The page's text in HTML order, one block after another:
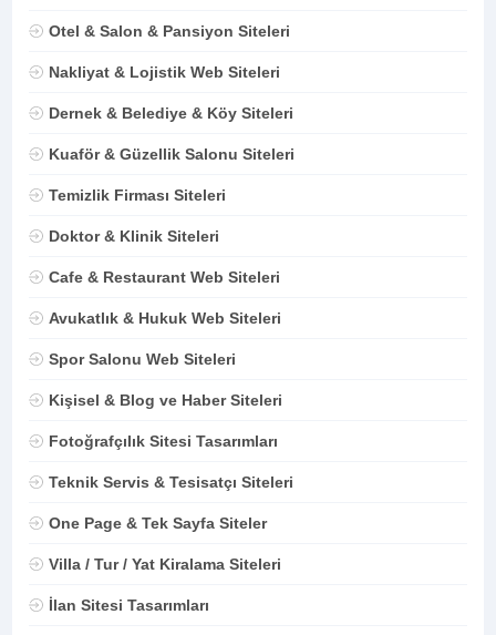
Otel & Salon & Pansiyon Siteleri
Nakliyat & Lojistik Web Siteleri
Dernek & Belediye & Köy Siteleri
Kuaför & Güzellik Salonu Siteleri
Temizlik Firması Siteleri
Doktor & Klinik Siteleri
Cafe & Restaurant Web Siteleri
Avukatlık & Hukuk Web Siteleri
Spor Salonu Web Siteleri
Kişisel & Blog ve Haber Siteleri
Fotoğrafçılık Sitesi Tasarımları
Teknik Servis & Tesisatçı Siteleri
One Page & Tek Sayfa Siteler
Villa / Tur / Yat Kiralama Siteleri
İlan Sitesi Tasarımları